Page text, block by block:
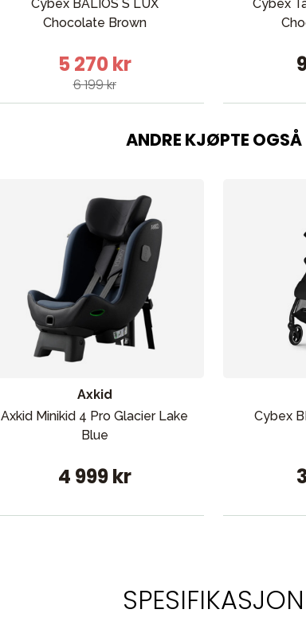
Cybex BALIOS S LUX
Chocolate Brown
5 270 kr
6 199 kr
Cybex
ANDRE KJØPTE OGSÅ
Axkid
Axkid Minikid 4 Pro Glacier Lake
Blue
4 999 kr
Cybex
SPESIFIKASJON